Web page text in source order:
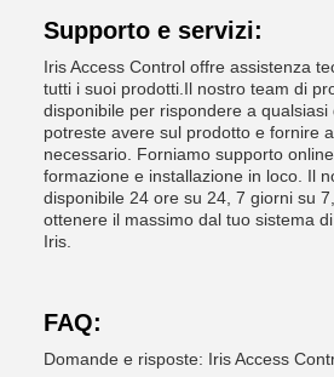
Supporto e servizi:
Iris Access Control offre assistenza
tutti i suoi prodotti.Il nostro team di
disponibile per rispondere a qualsiasi
potreste avere sul prodotto e fornire
necessario. Forniamo supporto
formazione e installazione in loco. Il
disponibile 24 ore su 24, 7 giorni su
ottenere il massimo dal tuo sistema
Iris.
FAQ:
Domande e risposte: Iris Access